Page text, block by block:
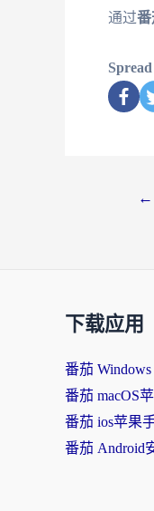
通过番
←
下载应用
番茄
番茄 macOS
番茄 ios苹果
番茄 Android